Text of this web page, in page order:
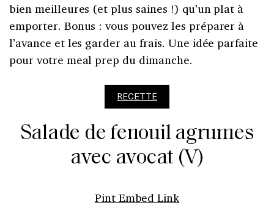
bien meilleures (et plus saines !) qu’un plat à
emporter. Bonus : vous pouvez les préparer à
l’avance et les garder au frais. Une idée parfaite
pour votre meal prep du dimanche.
RECETTE
Salade de fenouil agrumes
avec avocat (V)
Pint Embed Link